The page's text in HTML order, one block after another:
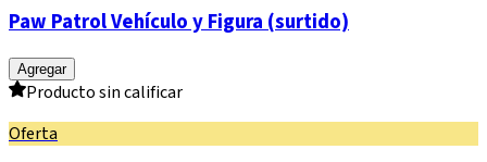
Paw Patrol Vehículo y Figura (surtido)
Agregar
Producto sin calificar
Oferta